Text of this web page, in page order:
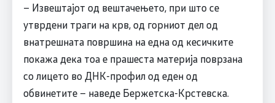
– Извештајот од вештачењето, при што се
утврдени траги на крв, од горниот дел од
внатрешната површина на една од кесичките
покажа дека тоа е прашеста материја поврзана
со лицето во ДНК-профил од еден од
обвинетите – наведе Бержетска-Крстевска.